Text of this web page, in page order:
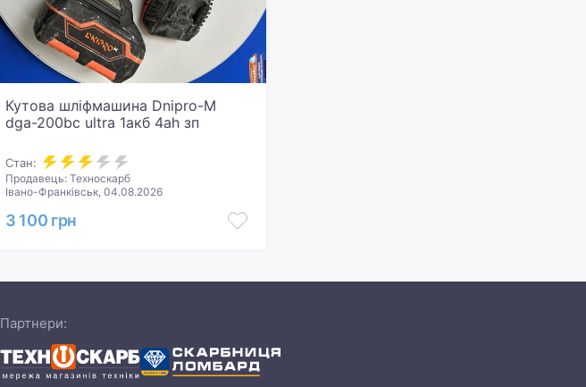
Кутова шліфмашина Dnipro-M
dga-200bc ultra 1акб 4ah зп
Стан:
Продавець: Техноскарб
Івано-Франківськ, 04.08.2026
3 100 грн
Партнери: